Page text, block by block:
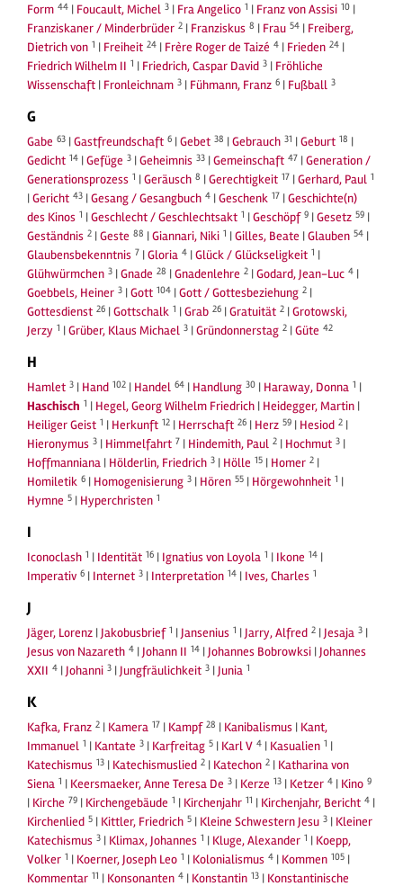
Form 44 | Foucault, Michel 3 | Fra Angelico 1 | Franz von Assisi 10 |
Franziskaner / Minderbrüder 2 | Franziskus 8 | Frau 54 | Freiberg,
Dietrich von 1 | Freiheit 24 | Frère Roger de Taizé 4 | Frieden 24 |
Friedrich Wilhelm II 1 | Friedrich, Caspar David 3 | Fröhliche
Wissenschaft | Fronleichnam 3 | Fühmann, Franz 6 | Fußball 3
G
Gabe 63 |Gastfreundschaft 6 |Gebet 38 |Gebrauch 31 |Geburt 18 |
Gedicht 14 |Gefüge 3 |Geheimnis 33 |Gemeinschaft 47 |Generation /
Generationsprozess 1 |Geräusch 8 |Gerechtigkeit 17 |Gerhard, Paul 1
|Gericht 43 |Gesang / Gesangbuch 4 |Geschenk 17 |Geschichte(n)
des Kinos 1 |Geschlecht / Geschlechtsakt 1 |Geschöpf 9 |Gesetz 59 |
Geständnis 2 |Geste 88 |Giannari, Niki 1 |Gilles, Beate |Glauben 54 |
Glaubensbekenntnis 7 |Gloria 4 |Glück / Glückseligkeit 1 |
Glühwürmchen 3 |Gnade 28 |Gnadenlehre 2 |Godard, Jean-Luc 4 |
Goebbels, Heiner 3 |Gott 104 |Gott / Gottesbeziehung 2 |
Gottesdienst 26 |Gottschalk 1 |Grab 26 |Gratuität 2 |Grotowski,
Jerzy 1 |Grüber, Klaus Michael 3 |Gründonnerstag 2 |Güte 42
H
Hamlet 3 | Hand 102 | Handel 64 | Handlung 30 | Haraway, Donna 1 |
Haschisch 1 | Hegel, Georg Wilhelm Friedrich | Heidegger, Martin |
Heiliger Geist 1 | Herkunft 12 | Herrschaft 26 | Herz 59 | Hesiod 2 |
Hieronymus 3 | Himmelfahrt 7 | Hindemith, Paul 2 | Hochmut 3 |
Hoffmanniana | Hölderlin, Friedrich 3 | Hölle 15 | Homer 2 |
Homiletik 6 | Homogenisierung 3 | Hören 55 | Hörgewohnheit 1 |
Hymne 5 | Hyperchristen 1
I
Iconoclash 1 | Identität 16 | Ignatius von Loyola 1 | Ikone 14 |
Imperativ 6 | Internet 3 | Interpretation 14 | Ives, Charles 1
J
Jäger, Lorenz | Jakobusbrief 1 | Jansenius 1 | Jarry, Alfred 2 | Jesaja 3 |
Jesus von Nazareth 4 | Johann II 14 | Johannes Bobrowksi | Johannes
XXII 4 | Johanni 3 | Jungfräulichkeit 3 | Junia 1
K
Kafka, Franz 2 | Kamera 17 | Kampf 28 | Kanibalismus | Kant,
Immanuel 1 | Kantate 3 | Karfreitag 5 | Karl V 4 | Kasualien 1 |
Katechismus 13 | Katechismuslied 2 | Katechon 2 | Katharina von
Siena 1 | Keersmaeker, Anne Teresa De 3 | Kerze 13 | Ketzer 4 | Kino 9
| Kirche 79 | Kirchengebäude 1 | Kirchenjahr 11 | Kirchenjahr, Bericht 4 |
Kirchenlied 5 | Kittler, Friedrich 5 | Kleine Schwestern Jesu 3 | Kleiner
Katechismus 3 | Klimax, Johannes 1 | Kluge, Alexander 1 | Koepp,
Volker 1 | Koerner, Joseph Leo 1 | Kolonialismus 4 | Kommen 105 |
Kommentar 11 | Konsonanten 4 | Konstantin 13 | Konstantinische